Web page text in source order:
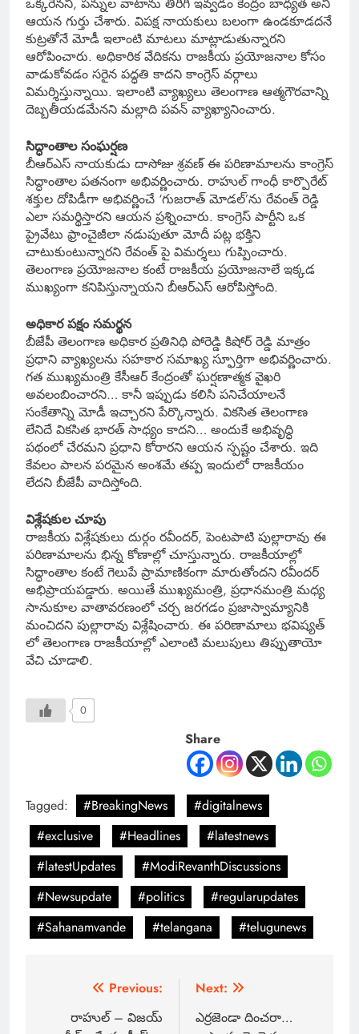
ఒక్కరేనని, పన్నుల వాటాను తిరిగి ఇవ్వడం కేంద్రం బాధ్యత అని
ఆయన గుర్తు చేశారు. విపక్ష నాయకులు బలంగా ఉండకూడదనే
కుట్రతోనే మోడీ ఇలాంటి మాటలు మాట్లాడుతున్నారని
ఆరోపించారు. అధికారిక వేదికను రాజకీయ ప్రయోజనాల కోసం
వాడుకోవడం సరైన పద్ధతి కాదని కాంగ్రెస్ వర్గాలు
విమర్శిస్తున్నాయి. ఇలాంటి వ్యాఖ్యలు తెలంగాణ ఆత్మగౌరవాన్ని
దెబ్బతీయడమేనని మల్లాది పవన్ వ్యాఖ్యానించారు.
సిద్ధాంతాల సంఘర్షణ
బీఆర్ఎస్ నాయకుడు దాసోజు శ్రవణ్ ఈ పరిణామాలను కాంగ్రెస్
సిద్ధాంతాల పతనంగా అభివర్ణించారు. రాహుల్ గాంధీ కార్పొరేట్
శక్తుల దోపిడీగా అభివర్ణించే ‘గుజరాత్ మోడల్’ను రేవంత్ రెడ్డి
ఎలా సమర్థిస్తారని ఆయన ప్రశ్నించారు. కాంగ్రెస్ పార్టీని ఒక
ప్రైవేటు ఫ్రాంచైజీలా నడుపుతూ మోదీ పట్ల భక్తిని
చాటుకుంటున్నారని రేవంత్ పై విమర్శలు గుప్పించారు.
తెలంగాణ ప్రయోజనాల కంటే రాజకీయ ప్రయోజనాలే ఇక్కడ
ముఖ్యంగా కనిపిస్తున్నాయని బీఆర్ఎస్ ఆరోపిస్తోంది.
అధికార పక్షం సమర్థన
బీజేపీ తెలంగాణ అధికార ప్రతినిధి పోరెడ్డి కిషోర్ రెడ్డి మాత్రం
ప్రధాని వ్యాఖ్యలను సహకార సమాఖ్య స్ఫూర్తిగా అభివర్ణించారు.
గత ముఖ్యమంత్రి కేసీఆర్ కేంద్రంతో ఘర్షణాత్మక వైఖరి
అవలంబించారని… కానీ ఇప్పుడు కలిసి పనిచేయాలనే
సంకేతాన్ని మోడీ ఇచ్చారని పేర్కొన్నారు. వికసిత తెలంగాణ
లేనిదే వికసిత భారత్ సాధ్యం కాదని… అందుకే అభివృద్ధి
పథంలో చేరమని ప్రధాని కోరారని ఆయన స్పష్టం చేశారు. ఇది
కేవలం పాలన పరమైన అంశమే తప్ప ఇందులో రాజకీయం
లేదని బీజేపీ వాదిస్తోంది.
విశ్లేషకుల చూపు
రాజకీయ విశ్లేషకులు దుర్గం రవీందర్, పెంటపాటి పుల్లారావు ఈ
పరిణామాలను భిన్న కోణాల్లో చూస్తున్నారు. రాజకీయాల్లో
సిద్ధాంతాల కంటే గెలుపే ప్రామాణికంగా మారుతోందని రవీందర్
అభిప్రాయపడ్డారు. అయితే ముఖ్యమంత్రి, ప్రధానమంత్రి మధ్య
సానుకూల వాతావరణంలో చర్చ జరగడం ప్రజాస్వామ్యానికి
మంచిదని పుల్లారావు విశ్లేషించారు. ఈ పరిణామాలు భవిష్యత్
లో తెలంగాణ రాజకీయాల్లో ఎలాంటి మలుపులు తిప్పుతాయో
వేచి చూడాలి.
0
Share
Tagged: #BreakingNews
#digitalnews
#exclusive
#Headlines
#latestnews
#latestUpdates
#ModiRevanthDiscussions
#Newsupdate
#politics
#regularupdates
#Sahanamvande
#telangana #telugunews
Previous:
రాహుల్ – విజయ్
Next:
ఎర్రజెండా దించరా…